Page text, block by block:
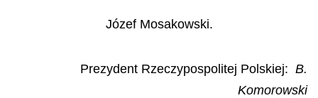
Józef Mosakowski.
Prezydent Rzeczypospolitej Polskiej: B.
Komorowski